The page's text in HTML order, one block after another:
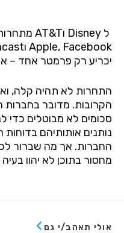
ל Disney וAT&T
Apple, Facebook ו
יכריע רק פרמטר אחד –
התחרות לא תהיה קלה,
הקרובות. מדובר בחברות
סכומים לא מבוטלים כדי
נותנים אותותיהם
החברות. אך מה שברור
מחסור בתוכן לא יהוו
אולי תאהב/י גם